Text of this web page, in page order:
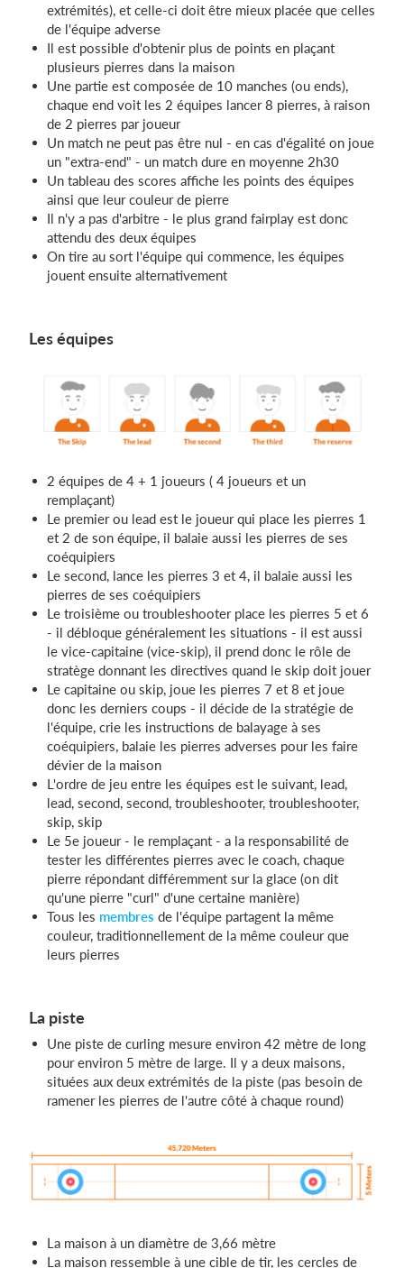
extrémités), et celle-ci doit être mieux placée que celles
de l'équipe adverse
Il est possible d'obtenir plus de points en plaçant
plusieurs pierres dans la maison
Une partie est composée de 10 manches (ou ends),
chaque end voit les 2 équipes lancer 8 pierres, à raison
de 2 pierres par joueur
Un match ne peut pas être nul - en cas d'égalité on joue
un "extra-end" - un match dure en moyenne 2h30
Un tableau des scores affiche les points des équipes
ainsi que leur couleur de pierre
Il n'y a pas d'arbitre - le plus grand fairplay est donc
attendu des deux équipes
On tire au sort l'équipe qui commence, les équipes
jouent ensuite alternativement
Les équipes
2 équipes de 4 + 1 joueurs ( 4 joueurs et un
remplaçant)
Le premier ou lead est le joueur qui place les pierres 1
et 2 de son équipe, il balaie aussi les pierres de ses
coéquipiers
Le second, lance les pierres 3 et 4, il balaie aussi les
pierres de ses coéquipiers
Le troisième ou troubleshooter place les pierres 5 et 6
- il débloque généralement les situations - il est aussi
le vice-capitaine (vice-skip), il prend donc le rôle de
stratège donnant les directives quand le skip doit jouer
Le capitaine ou skip, joue les pierres 7 et 8 et joue
donc les derniers coups - il décide de la stratégie de
l'équipe, crie les instructions de balayage à ses
coéquipiers, balaie les pierres adverses pour les faire
dévier de la maison
L'ordre de jeu entre les équipes est le suivant, lead,
lead, second, second, troubleshooter, troubleshooter,
skip, skip
Le 5e joueur - le remplaçant - a la responsabilité de
tester les différentes pierres avec le coach, chaque
pierre répondant différemment sur la glace (on dit
qu'une pierre "curl" d'une certaine manière)
Tous les membres de l'équipe partagent la même
couleur, traditionnellement de la même couleur que
leurs pierres
La piste
Une piste de curling mesure environ 42 mètre de long
pour environ 5 mètre de large. Il y a deux maisons,
situées aux deux extrémités de la piste (pas besoin de
ramener les pierres de l'autre côté à chaque round)
La maison à un diamètre de 3,66 mètre
La maison ressemble à une cible de tir, les cercles de